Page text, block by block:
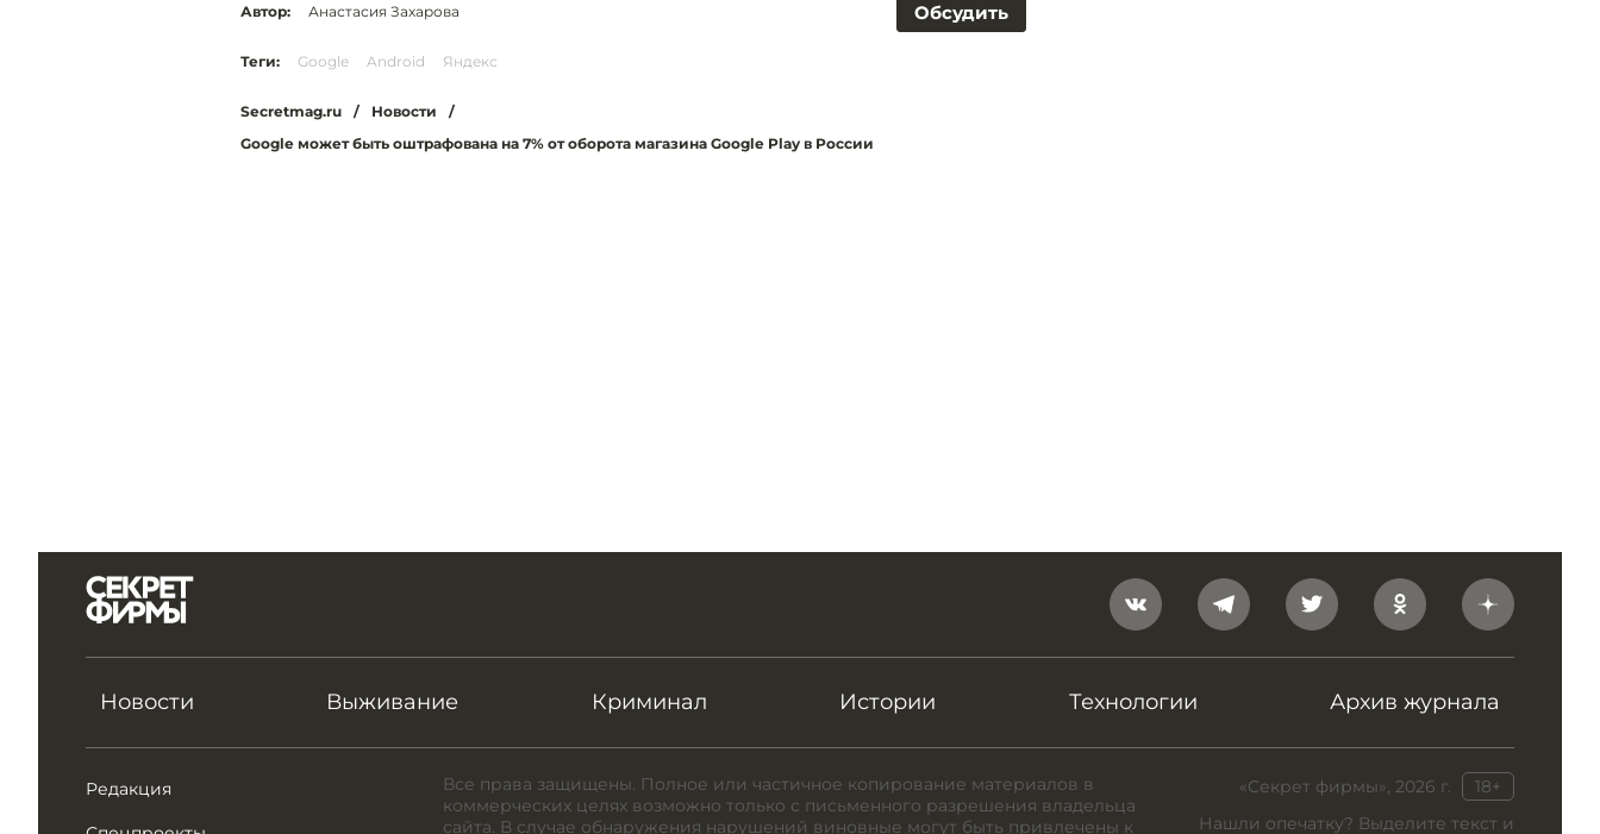
Обсудить
Автор: Анастасия Захарова
Теги: Google Android Яндекс
Secretmag.ru / Новости
/
Google может быть оштрафована на 7% от оборота магазина Google Play в России
Новости Выживание Криминал Истории Технологии Архив журнала
Редакция «Секрет фирмы», 2026 г.
18+
Нашли опечатку? Выделите текст и
Все права защищены. Полное или частичное копирование материалов в
коммерческих целях возможно только с письменного разрешения владельца
сайта. В случае обнаружения нарушений виновные могут быть привлечены к